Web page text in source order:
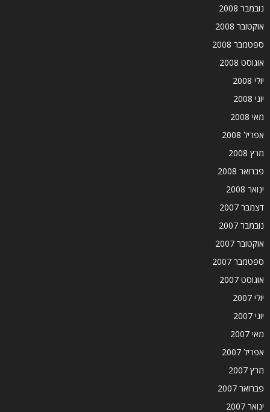
נובמבר 2008
אוקטובר 2008
ספטמבר 2008
אוגוסט 2008
יולי 2008
יוני 2008
מאי 2008
אפריל 2008
מרץ 2008
פברואר 2008
ינואר 2008
דצמבר 2007
נובמבר 2007
אוקטובר 2007
ספטמבר 2007
אוגוסט 2007
יולי 2007
יוני 2007
מאי 2007
אפריל 2007
מרץ 2007
פברואר 2007
ינואר 2007